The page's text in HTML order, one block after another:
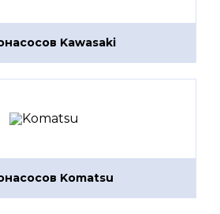
Kawasaki
Komatsu